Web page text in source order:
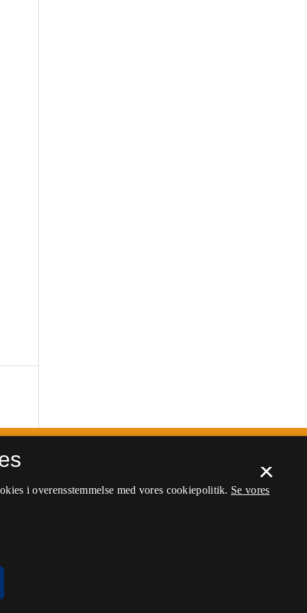
×
i overensstemmelse med vores cookiepolitik. Se vores